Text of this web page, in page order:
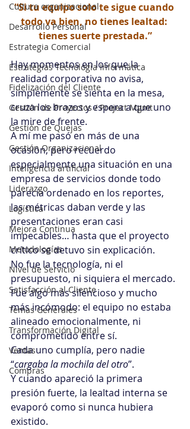
Cultura organizacional
Desarrollo Personal
Estrategia Comercial
Estrategias Tecnología Informática
Fidelización del Cliente
Gestión de Proyectos / Project Mgmt
Gestión de Quejas
Gestión Organizacional
Inteligencia artificial
Liderazgo
Logística
Mejora Continua
Metodologías
Nivel de Servicio
Satisfacción al Cliente
Temas Generales
Transformación Digital
Ventas
Compras
“Si tu equipo solo te sigue cuando
todo va bien, no tienes lealtad:
tienes suerte prestada.”
Hay momentos en los que la
realidad corporativa no avisa,
simplemente se sienta en la mesa,
cruza los brazos y espera a que uno
la mire de frente.
A mí me pasó en más de una
ocasión, pero recuerdo
especialmente una situación en una
empresa de servicios donde todo
parecía ordenado en los reportes,
las métricas daban verde y las
presentaciones eran casi
impecables… hasta que el proyecto
crítico se detuvo sin explicación.
No fue la tecnología, ni el
presupuesto, ni siquiera el mercado.
Fue algo más silencioso y mucho
más incómodo: el equipo no estaba
alineado emocionalmente, ni
comprometido entre sí.
Cada uno cumplía, pero nadie
“cargaba la mochila del otro”.
Y cuando apareció la primera
presión fuerte, la lealtad interna se
evaporó como si nunca hubiera
existido.